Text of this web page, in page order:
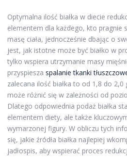
Optymalna ilość białka w diecie
elementem dla każdego, kto pragnie
masę ciała, jednocześnie dbając o
jest, jak istotne może być białko w
tylko wspiera utrzymanie masy
przyspiesza spalanie tkanki
zalecana ilość białka to od 1,8 do 2,0
może różnić się w zależności od
Dlatego odpowiednia podaż białka
elementem diety, ale także
wymarzonej figury. W obliczu tych
się, jakie źródła białka najlepiej
jadłospis, aby wspierać proces